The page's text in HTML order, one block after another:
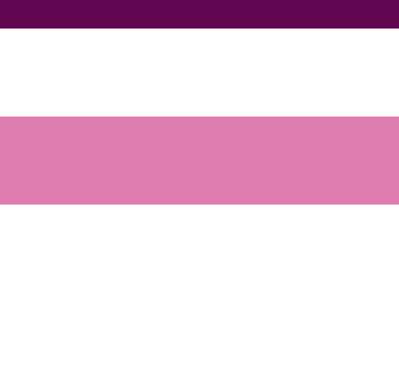
Asociación sin ánimo de lucro